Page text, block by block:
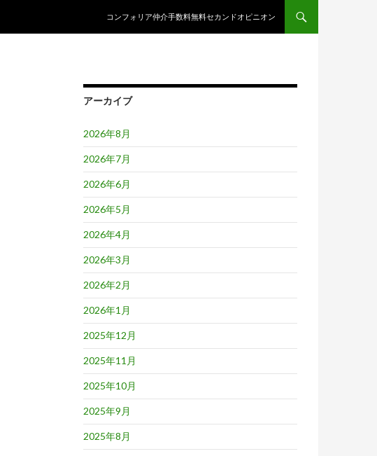
コンフォリア仲介手数料無料セカンドオピニオン
アーカイブ
2026年8月
2026年7月
2026年6月
2026年5月
2026年4月
2026年3月
2026年2月
2026年1月
2025年12月
2025年11月
2025年10月
2025年9月
2025年8月